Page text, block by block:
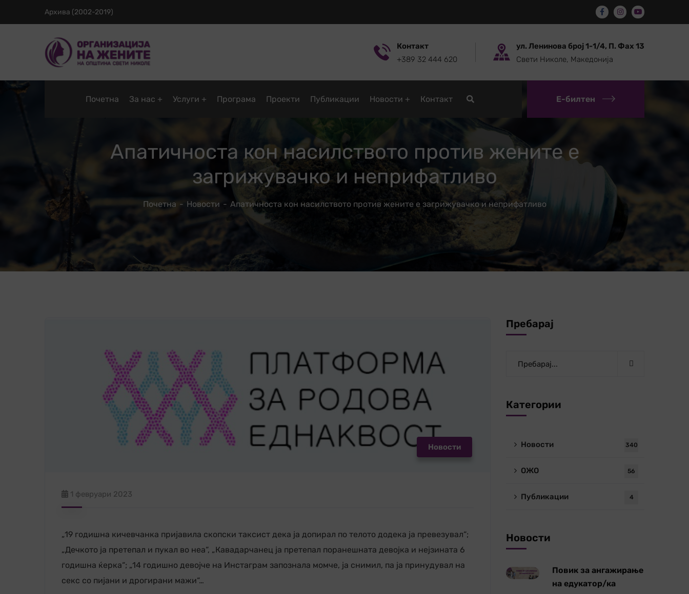
Архива (2002-2019)
Контакт
+389 32 444 620
ул. Ленинова број 1-1/4, П. Фах 13
Свети Николе, Македонија
Почетна За нас Услуги Програмa Проекти Публикации Новости Контакт Е-билтен
Апатичноста кон насилството против жените е
загрижувачко и неприфатливо
Почетна Новости Апатичноста кон насилството против жените е загрижувачко и неприфатливо
Новости
1 февруари 2023
„19 годишна кичевчанка пријавила скопски таксист дека ја допирал по телото додека ја превезувал“;
„Дечкото ја претепал и пукал во неа“, „Кавадарчанец ја претепал поранешната девојка и нејзината 6
годишна ќерка“; „14 годишно девојче на Инстаграм запознала момче, ја снимил, па ја принудувал на
секс со пијани и дрогирани мажи“…
Пребарај
Категории
Новости 340
ОЖО 56
Публикации 4
Новости
Повик за ангажирање
на едукатор/ка